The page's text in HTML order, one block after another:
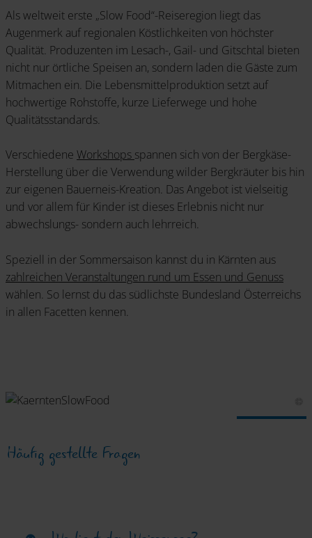
Als weltweit erste „Slow Food“-Reiseregion liegt das
Augenmerk auf regionalen Köstlichkeiten von höchster
Qualität. Produzenten im Lesach-, Gail- und Gitschtal bieten
nicht nur örtliche Speisen an, sondern laden die Gäste zum
Mitmachen ein. Die Lebensmittelproduktion setzt auf
hochwertige Rohstoffe, kurze Lieferwege und hohe
Qualitätsstandards.
Verschiedene Workshops spannen sich von der Bergkäse-
Herstellung über die Verwendung wilder Bergkräuter bis hin
zur eigenen Bauerneis-Kreation. Das Angebot ist vielseitig
und vor allem für Kinder ist dieses Erlebnis nicht nur
abwechslungs- sondern auch lehrreich.
Speziell in der Sommersaison kannst du in Kärnten aus
zahlreichen Veranstaltungen rund um Essen und Genuss
wählen. So lernst du das südlichste Bundesland Österreichs
in allen Facetten kennen.
Häufig gestellte Fragen